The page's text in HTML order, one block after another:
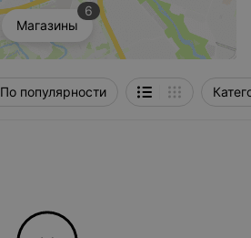
Магазины
6
По популярности